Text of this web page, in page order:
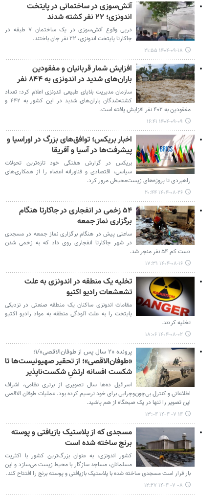
آتش‌سوزی در ساختمانی در پایتخت
اندونزی؛ ۲۲ نفر کشته شدند
درپی وقوع آتش‌سوزی در یک ساختمان ۷ طبقه در
جاکارتا پایتخت اندونزی، ۲۲ نفر جان باختند.
۱۴۰۴-۰۹-۱۸ ۲۱:۵۵
افزایش شمار قربانیان و مفقودین
باران‌های شدید در اندونزی به ۸۴۴ نفر
سازمان مدیریت بلایای طبیعی اندونزی اعلام کرد: تعداد
کشته‌شدگان باران‌های شدید در این کشور به ۴۴۲ و
مفقودین به ۴۰۲ نفر افزایش یافته است.
۱۴۰۴-۰۹-۰۹ ۱۶:۴۱
اخبار بریکس؛ توافق‌های بزرگ در اوراسیا و
پیشرفت‌ها در آسیا و آفریقا
بریکس در گزارش هفتگی خود تازه‌ترین تحولات
سیاسی، اقتصادی و فناورانه اعضاء را از همکاری‌های
راهبردی تا پروژه‌های زیست‌محیطی مرور کرد.
۱۴۰۴-۰۸-۲۶ ۲۰:۴۴
۵۴ زخمی در انفجاری در جاکارتا هنگام
برگزاری نماز جمعه
ساعتی پیش در هنگام برگزاری نماز جمعه در مسجدی
در شهر جاکارتا انفجاری روی داد که به زخمی شدن
دست کم ۵۴ نفر منجر شد.
۱۴۰۴-۰۸-۱۶ ۱۷:۳۱
تخلیه یک منطقه در اندونزی به علت
تشعشعات رادیو اکتیو
مقامات اندونزی ساکنان یک منطقه صنعتی در نزدیکی
پایتخت را به علت آلودگی منطقه به مواد رادیو اکتیو
تخلیه کردند.
۱۴۰۴-۰۸-۰۲ ۱۸:۰۶
پرونده «۲ سال پس از طوفان‌الاقصی»/۱؛
«طوفان‌الاقصی»؛ از تحقیر صهیونیست‌ها تا
شکست افسانه ارتشِ شکست‌ناپذیر
اسرائیل ده‌ها سال تصویری از برتری نظامی، اشراف
اطلاعاتی و کنترل بی‌چون‌وچرایی برای خود ترسیم کرده بود. عملیات طوفان الاقصی
این تصویر را تنها در یک صبحگاه از هم پاشید.
۱۴۰۴-۰۷-۱۴ ۱۳:۰۴
مسجدی که از پلاستیک بازیافتی و پوسته
برنج ساخته شده است
کشور اندونزی، به عنوان بزرگ‌ترین کشور با اکثریت
مسلمانان، مساجد سازگار با محیط زیست می‌سازد و این
بار قرار است مسجدی ساخته شده با پلاستیک بازیافتی و پوسته برنج را افتتاح کند.
۱۴۰۴-۰۷-۰۸ ۱۲:۲۷